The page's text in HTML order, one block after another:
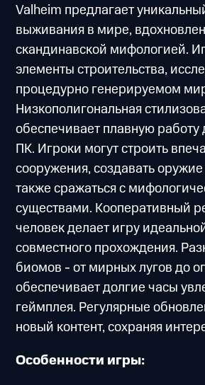
Valheim предлагает
выживания в мире,
скандинавской мифологией.
элементы строительства,
процедурно генерируемом
Низкополигональная
обеспечивает плавную
ПК. Игроки могут строить
сооружения, создавать
также сражаться с
существами. Кооперативный
человек делает игру
совместного прохождения.
биомов - от мирных лугов до
обеспечивает долгие часы
геймплея. Регулярные
новый контент, сохраняя
Особенности игры: